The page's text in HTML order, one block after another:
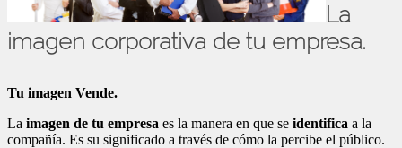
La
imagen corporativa de tu empresa.
Tu imagen Vende.
La imagen de tu empresa es la manera en que se identifica a la
compañía. Es su significado a través de cómo la percibe el público.